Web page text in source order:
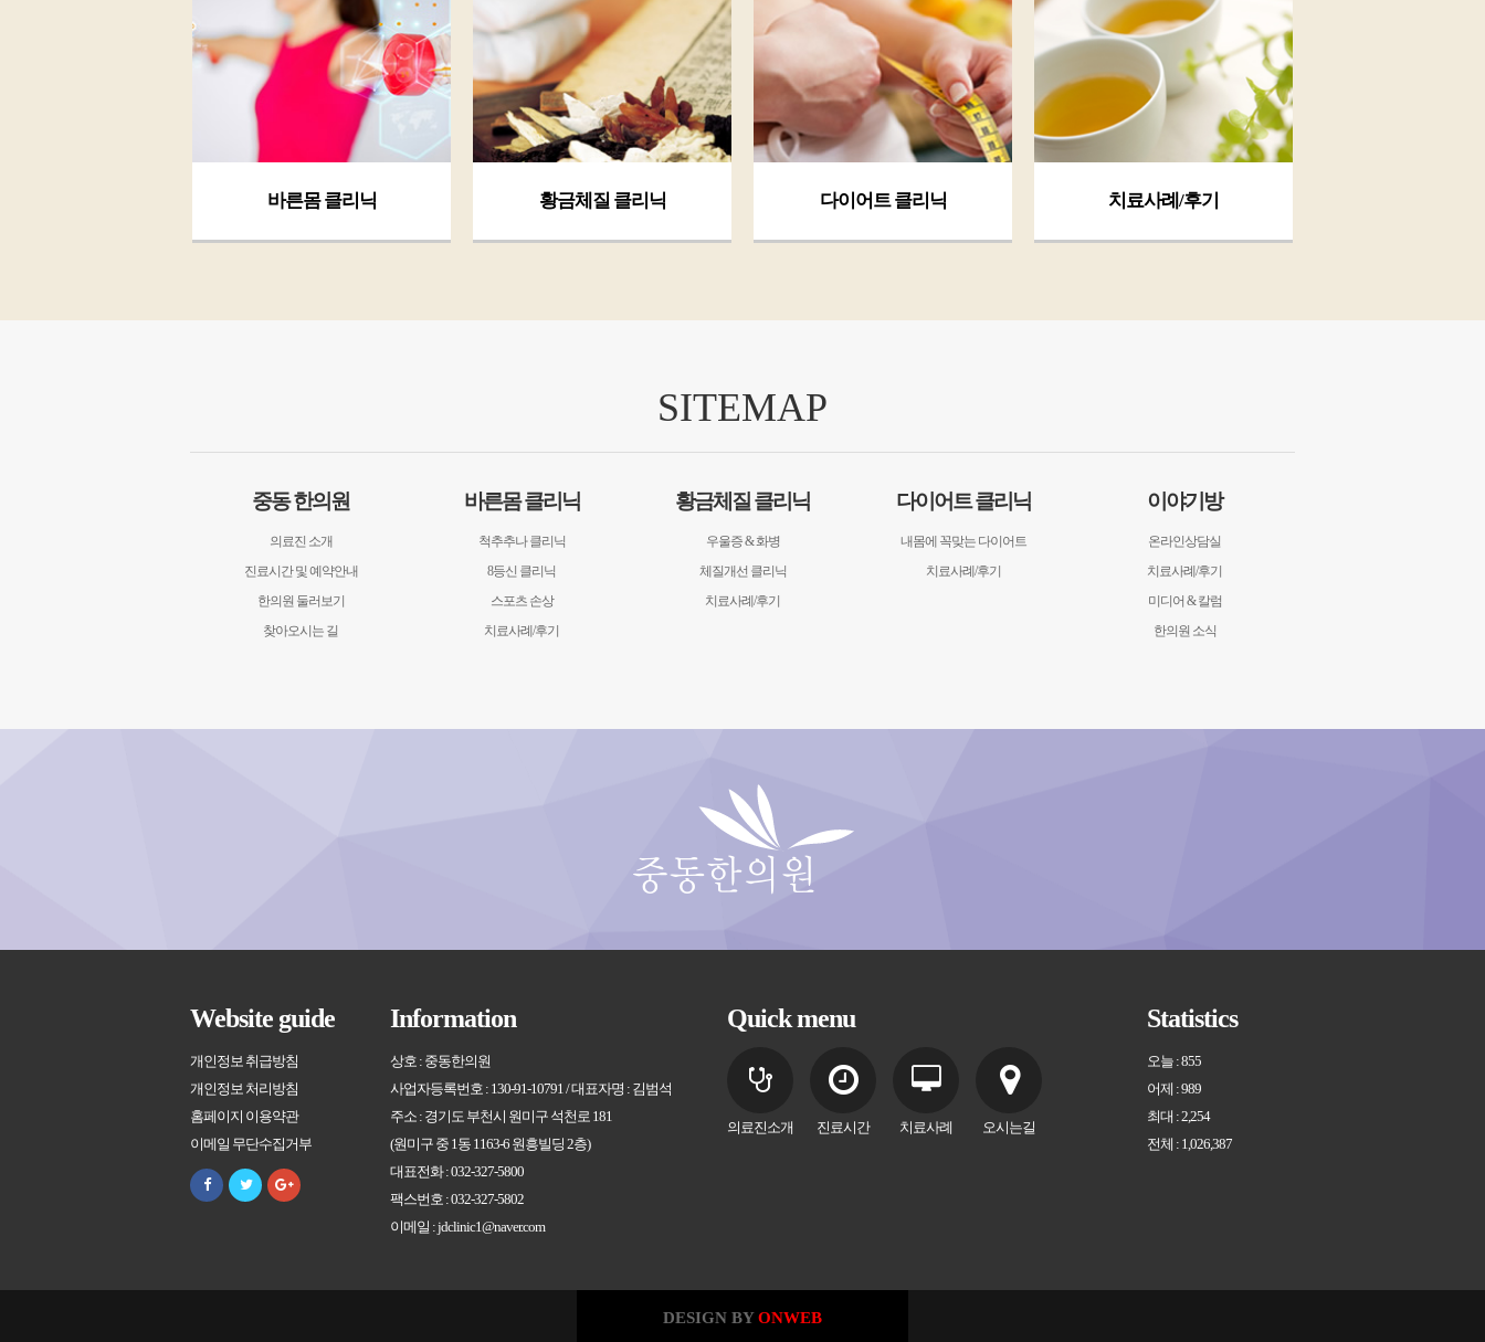
바른몸 클리닉 황금체질 클리닉 다이어트 클리닉 치료사례/후기
SITEMAP
중동 한의원
의료진 소개
진료시간 및 예약안내
한의원 둘러보기
찾아오시는 길
바른몸 클리닉
척추추나 클리닉
8등신 클리닉
스포츠 손상
치료사례/후기
황금체질 클리닉
우울증 & 화병
체질개선 클리닉
치료사례/후기
다이어트 클리닉
내몸에 꼭맞는 다이어트
치료사례/후기
이야기방
온라인상담실
치료사례/후기
미디어 & 칼럼
한의원 소식
Website guide
개인정보 취급방침
개인정보 처리방침
홈페이지 이용약관
이메일 무단수집거부
Information
상호 : 중동한의원
사업자등록번호 : 130-91-10791 / 대표자명 : 김범석
주소 : 경기도 부천시 원미구 석천로 181
(원미구 중 1동 1163-6 원흥빌딩 2층)
대표전화 : 032-327-5800
팩스번호 : 032-327-5802
이메일 : jdclinic1@naver.com
Quick menu
의료진소개 진료시간 치료사례 오시는길
Statistics
오늘 : 855
어제 : 989
최대 : 2,254
전체 : 1,026,387
DESIGN BYONWEB